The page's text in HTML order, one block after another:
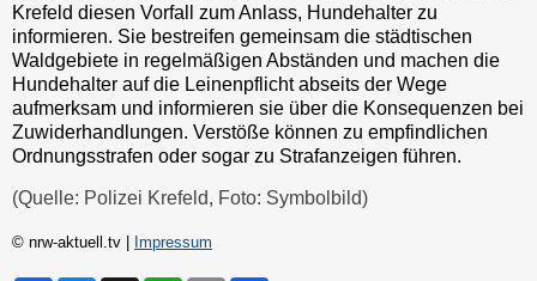
Krefeld diesen Vorfall zum Anlass, Hundehalter zu
informieren. Sie bestreifen gemeinsam die städtischen
Waldgebiete in regelmäßigen Abständen und machen die
Hundehalter auf die Leinenpflicht abseits der Wege
aufmerksam und informieren sie über die Konsequenzen bei
Zuwiderhandlungen. Verstöße können zu empfindlichen
Ordnungsstrafen oder sogar zu Strafanzeigen führen.
(Quelle: Polizei Krefeld, Foto: Symbolbild)
© nrw-aktuell.tv | Impressum